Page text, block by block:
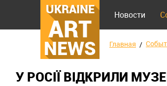
UKRAINE
ART
NEWS
Новости
Главная
У РОСІЇ ВІДКРИЛИ